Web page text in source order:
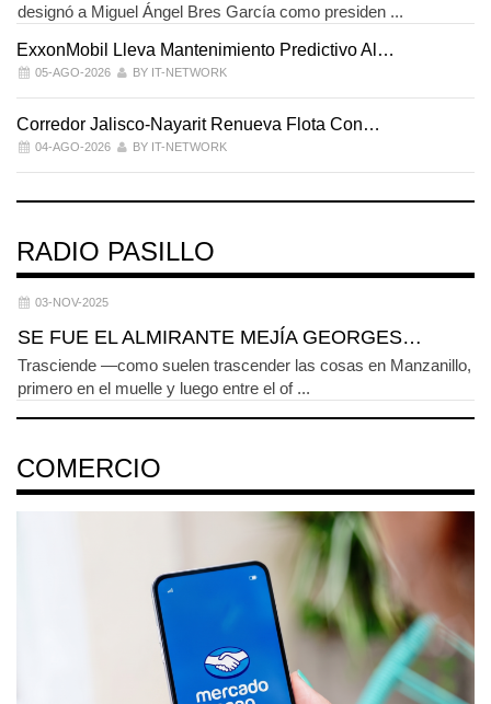
designó a Miguel Ángel Bres García como presiden ...
ExxonMobil Lleva Mantenimiento Predictivo Al…
05-AGO-2026 BY IT-NETWORK
Corredor Jalisco-Nayarit Renueva Flota Con…
04-AGO-2026 BY IT-NETWORK
RADIO PASILLO
03-NOV-2025
SE FUE EL ALMIRANTE MEJÍA GEORGES…
Trasciende —como suelen trascender las cosas en Manzanillo,
primero en el muelle y luego entre el of ...
COMERCIO